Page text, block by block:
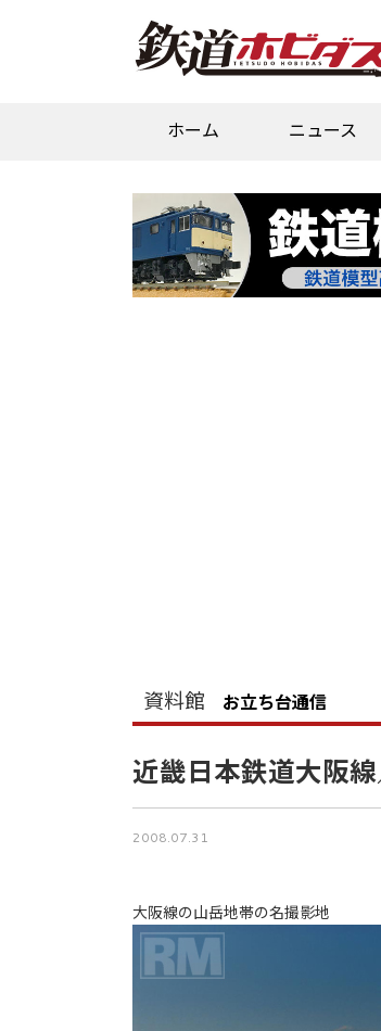
ホーム ニュース
資料館 お立ち台通信
近畿日本鉄道大阪
2008.07.31
大阪線の山岳地帯の名撮影地